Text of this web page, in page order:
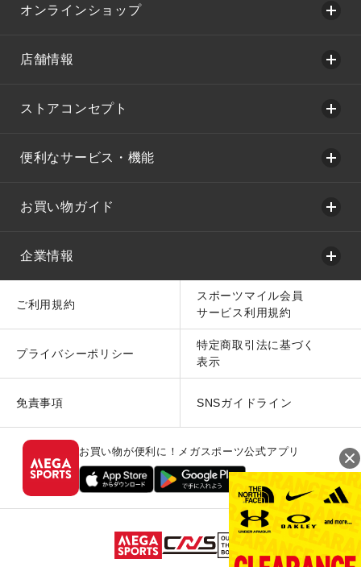
オンラインショップ
店舗情報
ストアコンセプト
便利なサービス・機能
お買い物ガイド
企業情報
ご利用規約
スポーツマイル会員
サービス利用規約
プライバシーポリシー
特定商取引法に基づく
表示
免責事項 SNSガイドライン
お買い物が便利に！メガスポーツ公式アプリ